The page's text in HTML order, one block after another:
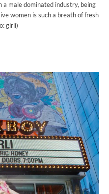
a male dominated industry, being
women is such a breath of fresh
girli)